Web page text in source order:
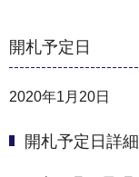
開札予定日
2020年1月20日
開札予定日詳